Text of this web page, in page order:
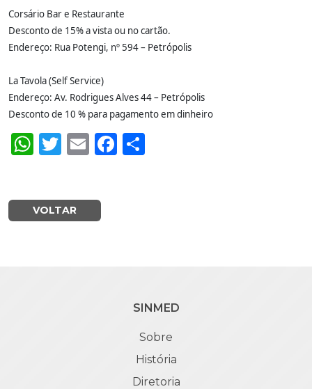
Corsário Bar e Restaurante
Desconto de 15% a vista ou no cartão.
Endereço: Rua Potengi, nº 594 – Petrópolis
La Tavola (Self Service)
Endereço: Av. Rodrigues Alves 44 – Petrópolis
Desconto de 10 % para pagamento em dinheiro
WhatsApp
Twitter
EmailFacebook
VOLTAR
SINMED
Sobre
História
Diretoria